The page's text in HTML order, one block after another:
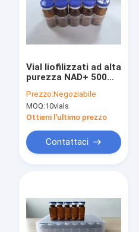
Vial liofilizzati ad alta
purezza NAD+ 500
iniettabile per il
supporto energetico
e anti-
Prezzo:Negoziabile
MOQ:10vials
Ottieni l'ultimo prezzo
Contattaci